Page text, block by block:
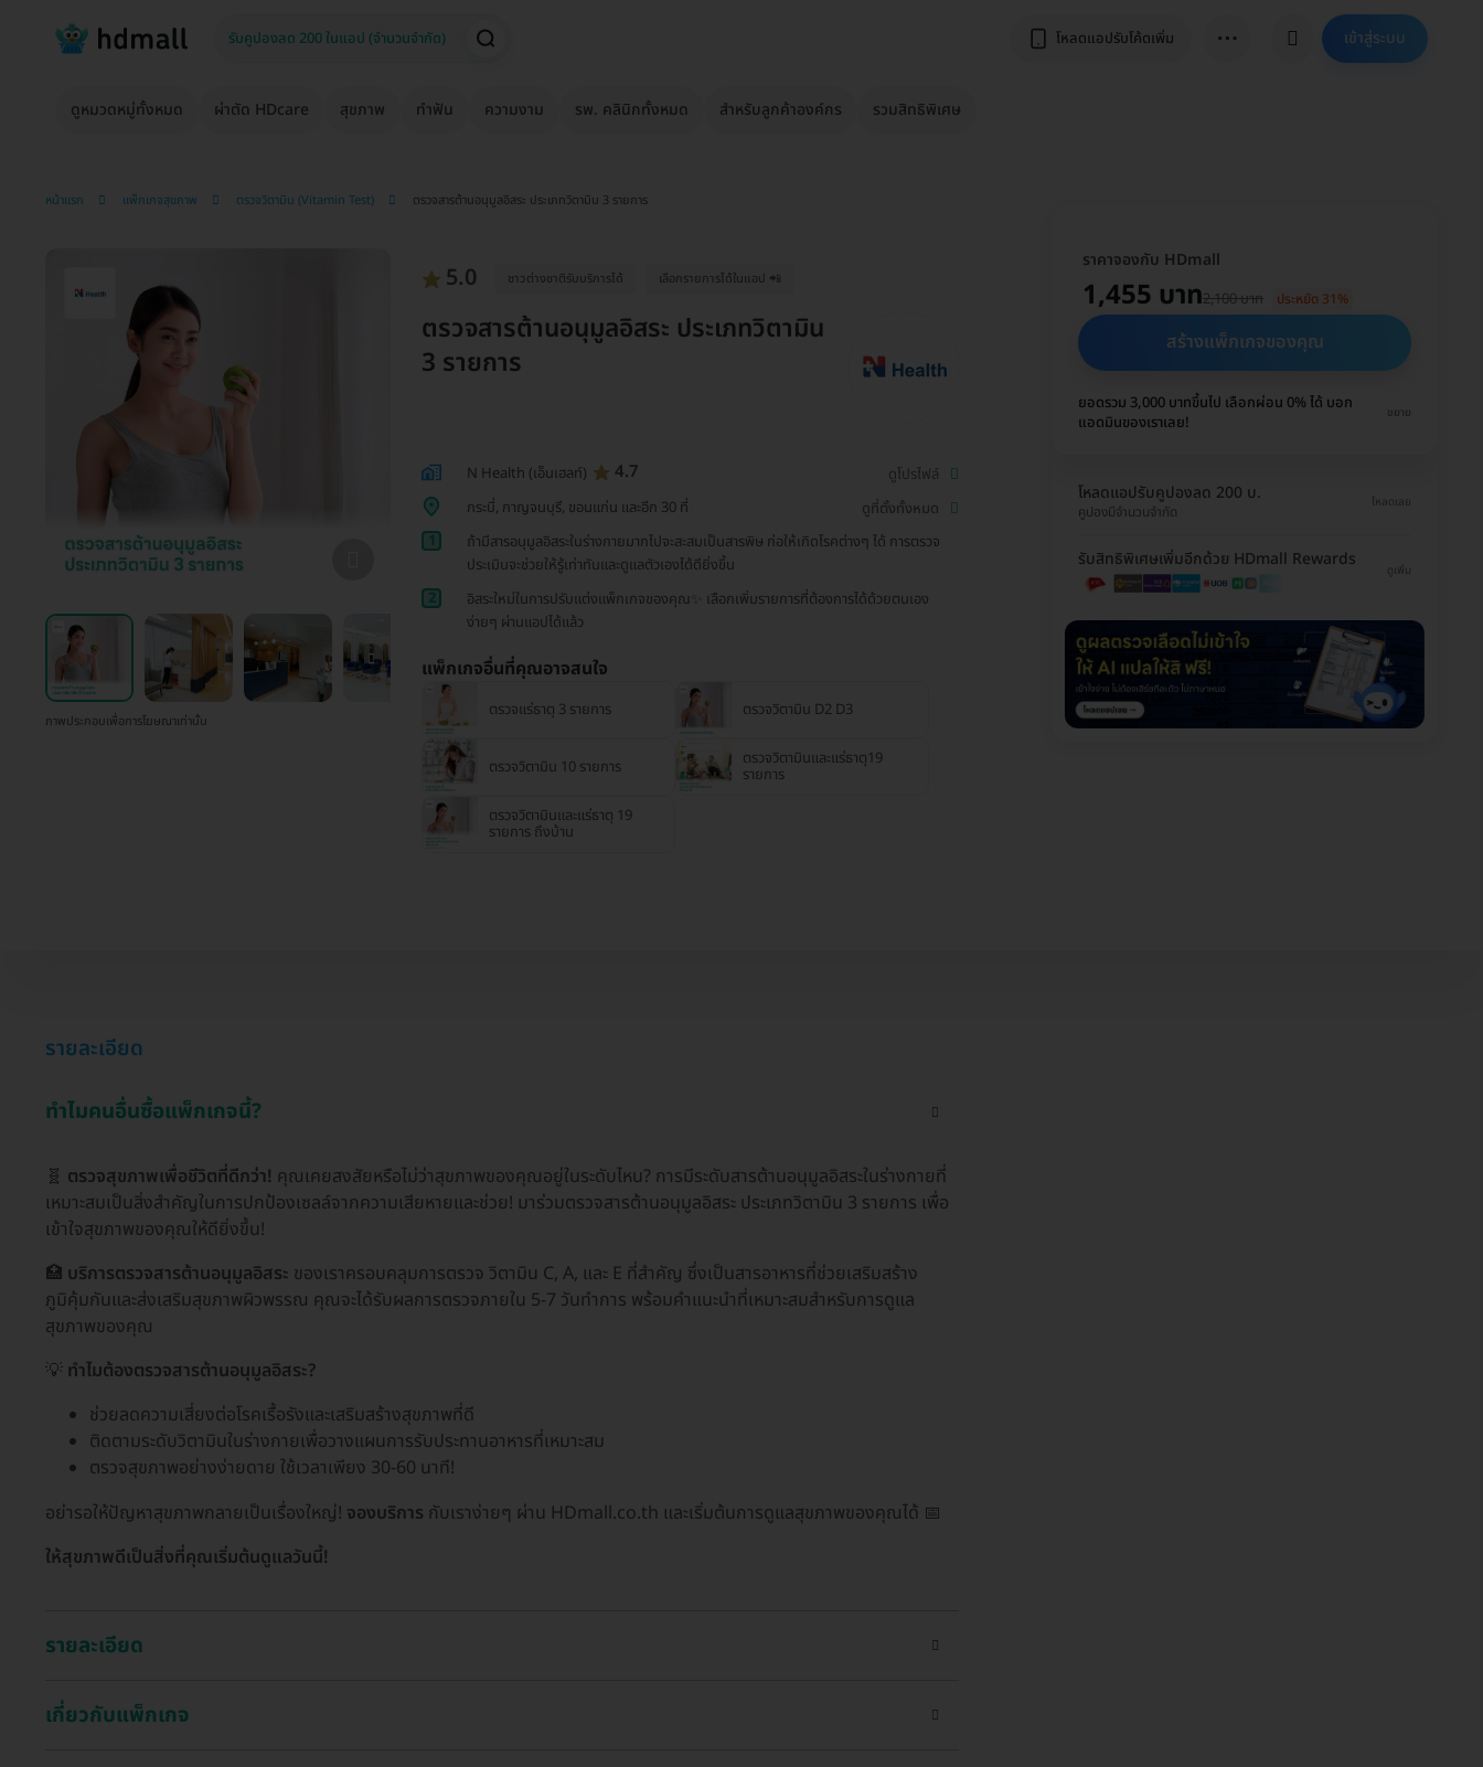
โหลดแอปรับโค้ดเพิ่ม ⋯ เข้าสู่ระบบ
ดูหมวดหมู่ทั้งหมด ผ่าตัด HDcare สุขภาพ ทำฟัน ความงาม รพ. คลินิกทั้งหมด สำหรับลูกค้าองค์กร รวมสิทธิพิเศษ
หน้าแรก แพ็กเกจสุขภาพ ตรวจวิตามิน (Vitamin Test) ตรวจสารต้านอนุมูลอิสระ ประเภทวิตามิน 3 รายการ
ภาพประกอบเพื่อการโฆษณาเท่านั้น
5.0 ชาวต่างชาติรับบริการได้ เลือกรายการได้ในแอป 📲
ตรวจสารต้านอนุมูลอิสระ ประเภทวิตามิน
3 รายการ
N Health (เอ็นเฮลท์) 4.7
ดูโปรไฟล์
กระบี่, กาญจนบุรี, ขอนแก่น และอีก 30 ที่
ดูที่ตั้งทั้งหมด
1
ถ้ามีสารอนุมูลอิสระในร่างกายมากไปจะสะสมเป็นสารพิษ ก่อให้เกิดโรคต่างๆ ได้ การตรวจ
ประเมินจะช่วยให้รู้เท่าทันและดูแลตัวเองได้ดียิ่งขึ้น
2
อิสระใหม่ในการปรับแต่งแพ็กเกจของคุณ✨ เลือกเพิ่มรายการที่ต้องการได้ด้วยตนเอง
ง่ายๆ ผ่านแอปได้แล้ว
แพ็กเกจอื่นที่คุณอาจสนใจ
ตรวจแร่ธาตุ 3 รายการ ตรวจวิตามิน D2 D3
ตรวจวิตามิน 10 รายการ ตรวจวิตามินและแร่ธาตุ19
รายการ
ตรวจวิตามินและแร่ธาตุ 19
รายการ ถึงบ้าน
ราคาจองกับ HDmall
1,455 บาท2,100 บาท ประหยัด 31%
สร้างแพ็กเกจของคุณ
ยอดรวม 3,000 บาทขึ้นไป เลือกผ่อน 0% ได้ บอก
แอดมินของเราเลย!
ขยาย
โหลดแอปรับคูปองลด 200 บ.
คูปองมีจำนวนจำกัด
โหลดเลย
รับสิทธิพิเศษเพิ่มอีกด้วย HDmall Rewards
ดูเพิ่ม
รายละเอียด
ทำไมคนอื่นซื้อแพ็กเกจนี้?
🧬 ตรวจสุขภาพเพื่อชีวิตที่ดีกว่า! คุณเคยสงสัยหรือไม่ว่าสุขภาพของคุณอยู่ในระดับไหน? การมีระดับสารต้านอนุมูลอิสระในร่างกายที่
เหมาะสมเป็นสิ่งสำคัญในการปกป้องเซลล์จากความเสียหายและช่วย! มาร่วมตรวจสารต้านอนุมูลอิสระ ประเภทวิตามิน 3 รายการ เพื่อ
เข้าใจสุขภาพของคุณให้ดียิ่งขึ้น!
🏥 บริการตรวจสารต้านอนุมูลอิสระ ของเราครอบคลุมการตรวจ วิตามิน C, A, และ E ที่สำคัญ ซึ่งเป็นสารอาหารที่ช่วยเสริมสร้าง
ภูมิคุ้มกันและส่งเสริมสุขภาพผิวพรรณ คุณจะได้รับผลการตรวจภายใน 5-7 วันทำการ พร้อมคำแนะนำที่เหมาะสมสำหรับการดูแล
สุขภาพของคุณ
💡 ทำไมต้องตรวจสารต้านอนุมูลอิสระ?
ช่วยลดความเสี่ยงต่อโรคเรื้อรังและเสริมสร้างสุขภาพที่ดี
ติดตามระดับวิตามินในร่างกายเพื่อวางแผนการรับประทานอาหารที่เหมาะสม
ตรวจสุขภาพอย่างง่ายดาย ใช้เวลาเพียง 30-60 นาที!
อย่ารอให้ปัญหาสุขภาพกลายเป็นเรื่องใหญ่! จองบริการ กับเราง่ายๆ ผ่าน HDmall.co.th และเริ่มต้นการดูแลสุขภาพของคุณได้ 📅
ให้สุขภาพดีเป็นสิ่งที่คุณเริ่มต้นดูแลวันนี้!
รายละเอียด
เกี่ยวกับแพ็กเกจ